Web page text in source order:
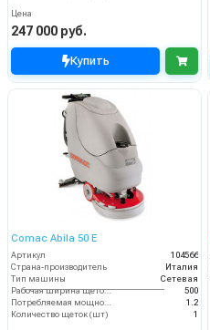
Цена
247 000 руб.
Купить
Comac Abila 50 E
Артикул
104566
Страна-производитель
Италия
Тип машины
Сетевая
Рабочая ширина щеток (мм)
500
Потребляемая мощность (кВт)
1.2
Количество щеток (шт)
1